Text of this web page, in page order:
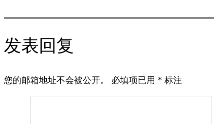
发表回复
您的邮箱地址不会被公开。 必填项已用 * 标注